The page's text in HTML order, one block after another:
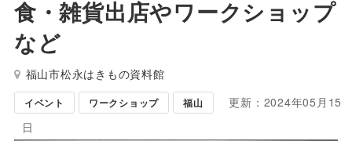
食・雑貨出店やワークショップ
など
福山市松永はきもの資料館
イベント ワークショップ 福山
更新：2024年05月15
日